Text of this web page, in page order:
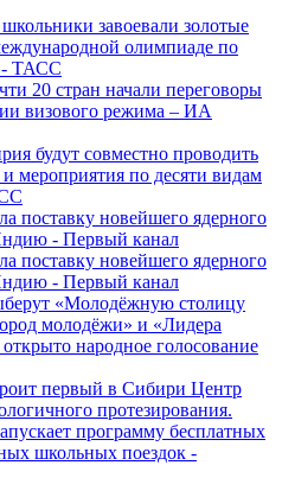
завоевали золотые
олимпиаде по
- ТАСС
20 стран начали переговоры
визового режима – ИА
будут совместно проводить
мероприятия по десяти видам
поставку новейшего ядерного
- Первый канал
поставку новейшего ядерного
- Первый канал
«Молодёжную столицу
молодёжи» и «Лидера
народное голосование
первый в Сибири Центр
протезирования.
программу бесплатных
школьных поездок -